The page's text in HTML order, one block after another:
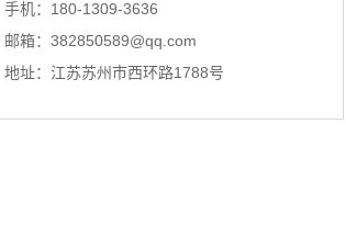
一根看似脆弱的头发丝。我第一...
手机：180-1309-3636
邮箱：382850589@qq.com
地址：江苏苏州市西环路1788号